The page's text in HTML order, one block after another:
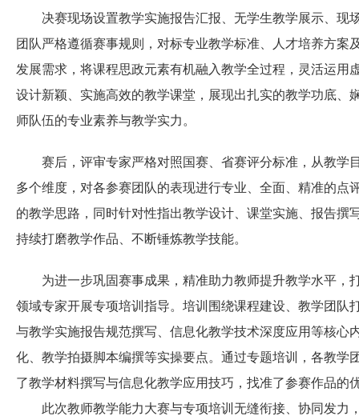
决赛现场设置教学实施报告汇报、无学生教学展示、现
团队严格遵循赛事规则，对标专业教学标准、人才培养方
发展需求，将课程思政元素有机融入教学全过程，灵活运
设计新颖、实施高效的教学课堂，展现出扎实的教学功底
师队伍的专业素养与教学实力。
赛后，评审专家严格对照国赛、省赛评分标准，从教学
多个维度，对各参赛团队的表现进行专业、全面、精准的
的教学思路，同时针对性指出教学设计、课堂实施、报告
持续打磨教学作品、不断锤炼教学技能。
为进一步巩固赛事成果，精准助力教师提升教学水平，
领域专家开展专项培训指导。培训围绕课程建设、教学团
与教学实施报告规范撰写、信息化教学技术深度应用等核
化、教学拍摄脚本编撰等实操要点。通过专题培训，各教
了教学材料撰写与信息化教学应用技巧，找准了参赛作品的
此次教师教学能力大赛与专项培训无缝衔接、协同发力